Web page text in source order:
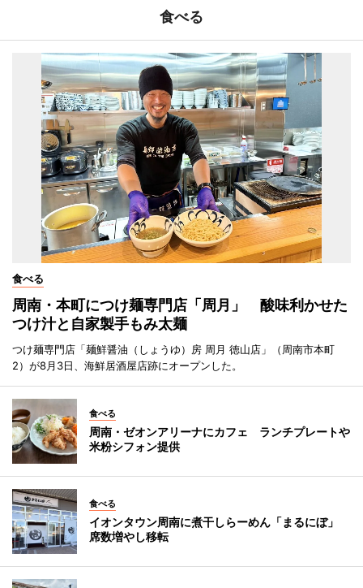
食べる
食べる
周南・本町につけ麺専門店「周月」 酸味利かせた
つけ汁と自家製手もみ太麺
つけ麺専門店「麺鮮醤油（しょうゆ）房 周月 徳山店」（周南市本町
2）が8月3日、海鮮居酒屋店跡にオープンした。
食べる
周南・ゼオンアリーナにカフェ ランチプレートや
米粉シフォン提供
食べる
イオンタウン周南に煮干しらーめん「まるにぼ」
席数増やし移転